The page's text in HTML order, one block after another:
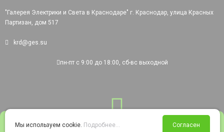
"Галерея Электрики и Света в Краснодаре" г. Краснодар, улица Красных
Партизан, дом 517
krd@ges.su
пн-пт с 9:00 до 18:00, сб-вс выходной
Мы используем cookie. Подробнее... Согласен